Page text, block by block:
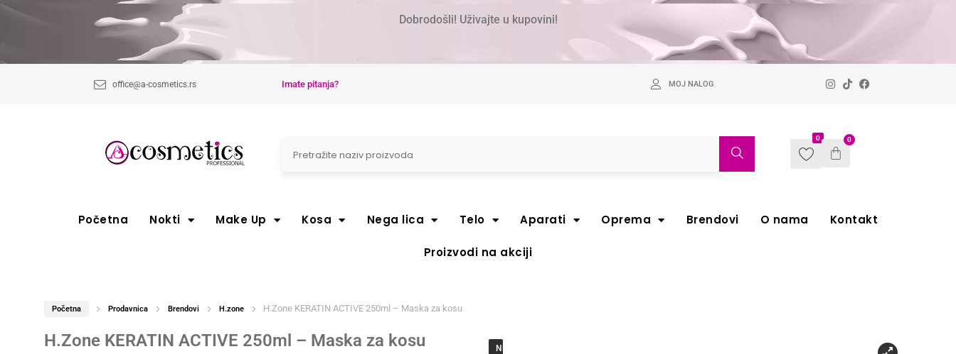
Dobrodošli! Uživajte u kupovini!
office@a-cosmetics.rs Imate pitanja? MOJ NALOG
0 0
Početna Nokti Make Up Kosa Nega lica Telo Aparati Oprema Brendovi O nama Kontakt
Proizvodi na akciji
Početna Prodavnica Brendovi H.zone H.Zone KERATIN ACTIVE 250ml – Maska za kosu
H.Zone KERATIN ACTIVE 250ml – Maska za kosu NEMA NA ZALIHAMA